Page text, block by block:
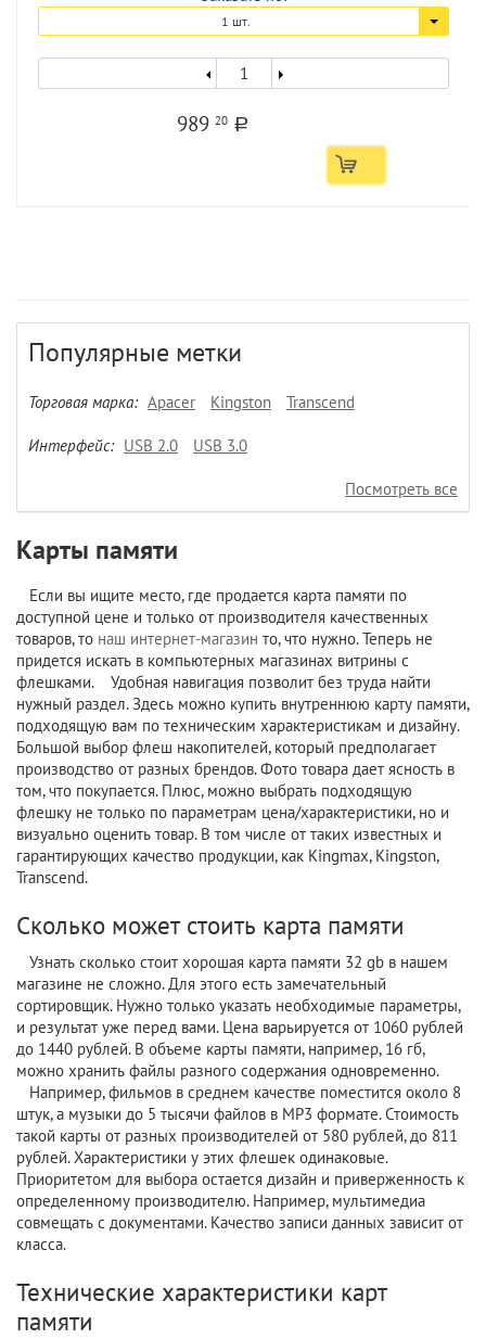
1 шт.
98920 a
Популярные метки
Торговая марка: Apacer Kingston Transcend
Интерфейс: USB 2.0 USB 3.0
Посмотреть все
Карты памяти
Если вы ищите место, где продается карта памяти по
доступной цене и только от производителя качественных
товаров, то наш интернет-магазин то, что нужно. Теперь не
придется искать в компьютерных магазинах витрины с
флешками. Удобная навигация позволит без труда найти
нужный раздел. Здесь можно купить внутреннюю карту памяти,
подходящую вам по техническим характеристикам и дизайну.
Большой выбор флеш накопителей, который предполагает
производство от разных брендов. Фото товара дает ясность в
том, что покупается. Плюс, можно выбрать подходящую
флешку не только по параметрам цена/характеристики, но и
визуально оценить товар. В том числе от таких известных и
гарантирующих качество продукции, как Kingmax, Kingston,
Transcend.
Сколько может стоить карта памяти
Узнать сколько стоит хорошая карта памяти 32 gb в нашем
магазине не сложно. Для этого есть замечательный
сортировщик. Нужно только указать необходимые параметры,
и результат уже перед вами. Цена варьируется от 1060 рублей
до 1440 рублей. В объеме карты памяти, например, 16 гб,
можно хранить файлы разного содержания одновременно.
Например, фильмов в среднем качестве поместится около 8
штук, а музыки до 5 тысячи файлов в МР3 формате. Стоимость
такой карты от разных производителей от 580 рублей, до 811
рублей. Характеристики у этих флешек одинаковые.
Приоритетом для выбора остается дизайн и приверженность к
определенному производителю. Например, мультимедиа
совмещать с документами. Качество записи данных зависит от
класса.
Технические характеристики карт
памяти